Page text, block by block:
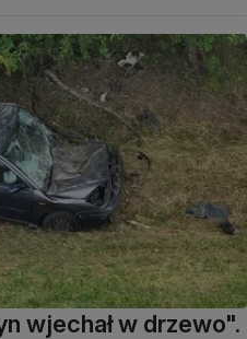
wjechał w drzewo".